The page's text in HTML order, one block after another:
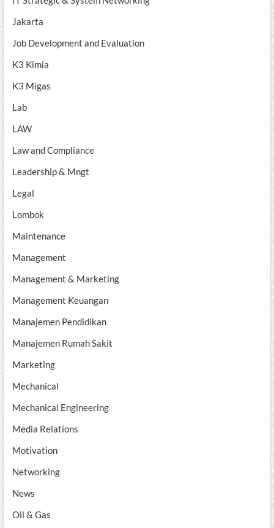
Jakarta
Job Development and Evaluation
K3 Kimia
K3 Migas
Lab
LAW
Law and Compliance
Leadership & Mngt
Legal
Lombok
Maintenance
Management
Management & Marketing
Management Keuangan
Manajemen Pendidikan
Manajemen Rumah Sakit
Marketing
Mechanical
Mechanical Engineering
Media Relations
Motivation
Networking
News
Oil & Gas